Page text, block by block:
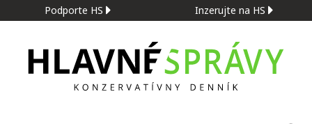
Podporte HS Inzerujte na HS